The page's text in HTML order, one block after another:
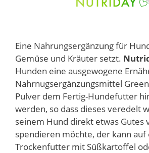
Eine Nahrungsergänzung für
Gemüse und Kräuter setzt.
Hunden eine ausgewogene
Nahrnugsergänzungsmittel
Pulver dem Fertig-Hundefutter
werden, so dass dieses veredelt
seinem Hund direkt etwas Gutes
spendieren möchte, der kann auf
Trockenfutter mit Süßkartoffel